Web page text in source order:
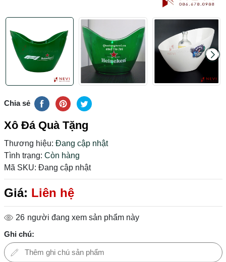
Chia sẻ
Xô Đá Quà Tặng
Thương hiệu: Đang cập nhật
Tình trạng: Còn hàng
Mã SKU: Đang cập nhật
Giá: Liên hệ
26 người đang xem sản phẩm này
Ghi chú: